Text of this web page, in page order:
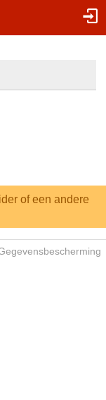
of een andere